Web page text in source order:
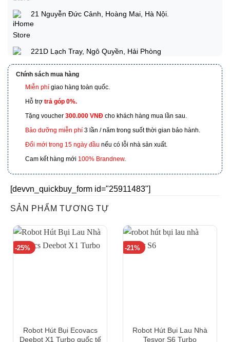
21 Nguyễn Đức Cảnh, Hoàng Mai, Hà Nội.
221D Lạch Tray, Ngô Quyền, Hải Phòng
173 Nguyễn Thái Bình, Phường 4, Quận Tân Bình, Hồ
Chí Minh
601 Hoàng Liên, TP Lào Cai
Chính sách mua hàng
Miễn phí giao hàng toàn quốc.
Hỗ trợ trả góp 0%.
Tặng voucher 300.000 VNĐ cho khách hàng mua lần sau.
Bảo dưỡng miễn phí 3 lần / năm trong suốt thời gian bảo hành.
Đổi mới trong 15 ngày đầu nếu có lỗi nhà sản xuất.
Cam kết hàng mới 100% Brandnew.
[devvn_quickbuy_form id="25911483"]
SẢN PHẨM TƯƠNG TỰ
-25%
Robot Hút Bụi Ecovacs
Deebot X1 Turbo quốc tế
-21%
Robot Hút Bụi Lau Nhà
Tesvor S6 Turbo